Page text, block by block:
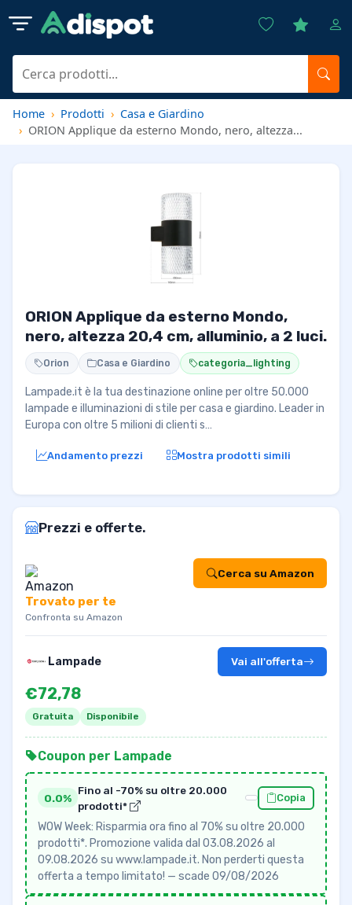
Home Prodotti
Casa e Giardino
ORION Applique da esterno Mondo, nero, altezza...
ORION Applique da esterno Mondo,
nero, altezza 20,4 cm, alluminio, a 2 luci.
Orion Casa e Giardino categoria_lighting
Lampade.it è la tua destinazione online per oltre 50.000
lampade e illuminazioni di stile per casa e giardino. Leader in
Europa con oltre 5 milioni di clienti s…
Andamento prezzi Mostra prodotti simili
Prezzi e offerte.
Trovato per te
Confronta su Amazon
Cerca su Amazon
Lampade
€72,78
Gratuita Disponibile
Vai all'offerta
Coupon per Lampade
0.0%
Fino al -70% su oltre 20.000
prodotti*
Copia
WOW Week: Risparmia ora fino al 70% su oltre 20.000
prodotti*. Promozione valida dal 03.08.2026 al
09.08.2026 su www.lampade.it. Non perderti questa
offerta a tempo limitato! — scade 09/08/2026